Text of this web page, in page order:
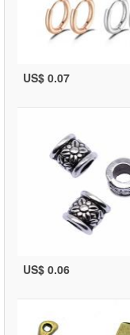
US$ 0.07
US$ 0.06